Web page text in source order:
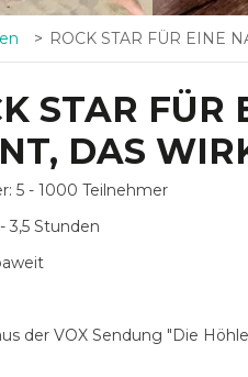
ROCK STAR FÜR EINE NACHT – Das Musik-Event,
STAR FÜR
DAS
5 - 1000 Teilnehmer
3,5 Stunden
der VOX Sendung "Die